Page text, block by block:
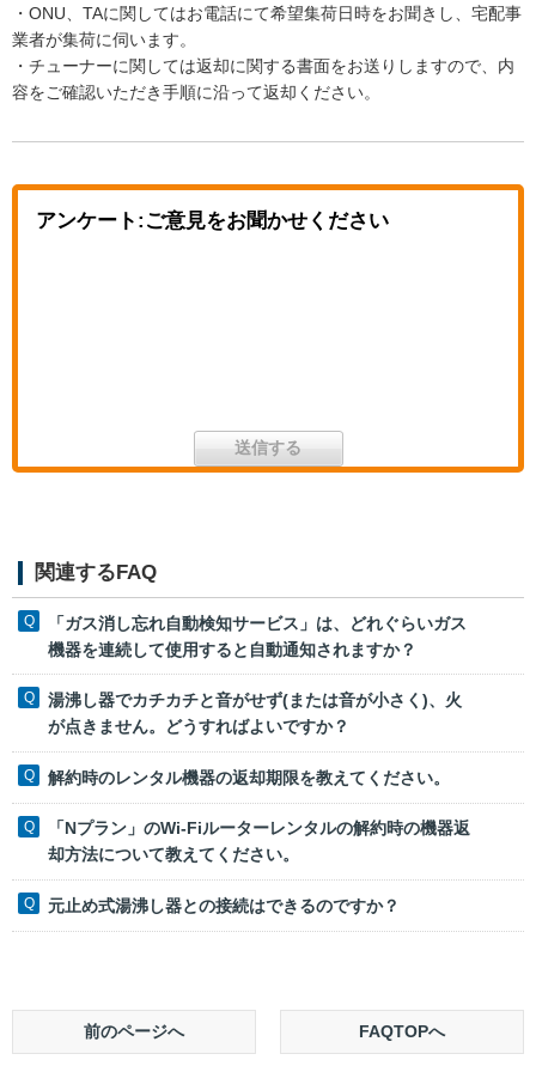
・ONU、TAに関してはお電話にて希望集荷日時をお聞きし、宅配事
業者が集荷に伺います。
・チューナーに関しては返却に関する書面をお送りしますので、内
容をご確認いただき手順に沿って返却ください。
アンケート:ご意見をお聞かせください
関連するFAQ
「ガス消し忘れ自動検知サービス」は、どれぐらいガス
機器を連続して使用すると自動通知されますか？
湯沸し器でカチカチと音がせず(または音が小さく)、火
が点きません。どうすればよいですか？
解約時のレンタル機器の返却期限を教えてください。
「Nプラン」のWi-Fiルーターレンタルの解約時の機器返
却方法について教えてください。
元止め式湯沸し器との接続はできるのですか？
前のページへ FAQTOPへ